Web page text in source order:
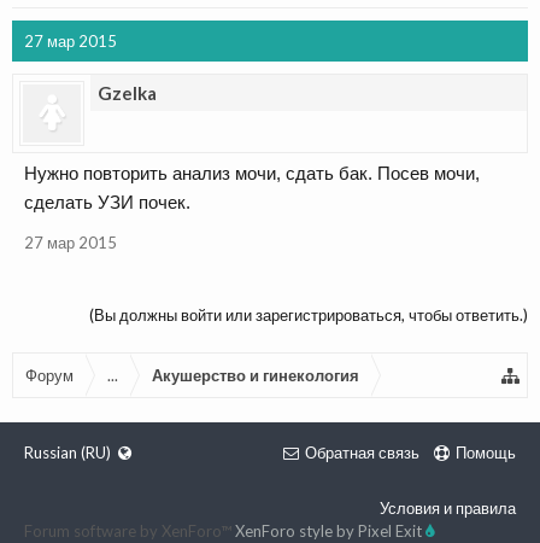
27 мар 2015
Gzelka
Нужно повторить анализ мочи, сдать бак. Посев мочи,
сделать УЗИ почек.
27 мар 2015
(Вы должны войти или зарегистрироваться, чтобы ответить.)
Форум ... Акушерство и гинекология
Russian (RU) Обратная связь Помощь
Условия и правила
Forum software by XenForo™XenForo style by Pixel Exit